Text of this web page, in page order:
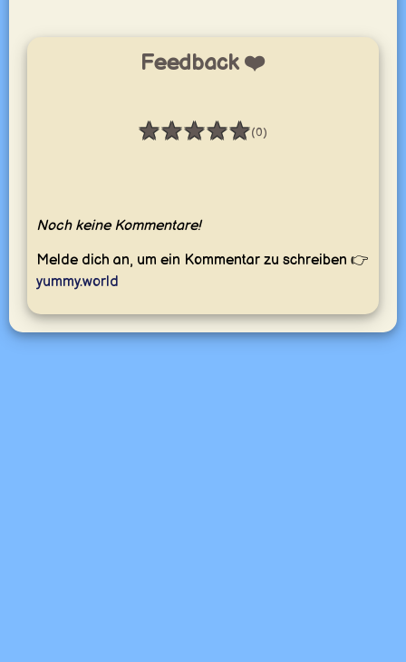
Feedback ❤️
★★★★★
Bewertung: 0 / 5 (0)
Noch keine Kommentare!
Melde dich an, um ein Kommentar zu schreiben 👉
yummy.world